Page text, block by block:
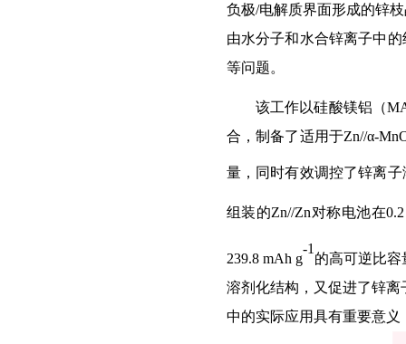
负极/电解质界面形成的锌
由水分子和水合锌离子中的
等问题。
该工作以硅酸镁铝 （
合，制备了适用于Zn//α-
量，同时有效调控了锌离子
组装的Zn//Zn对称电池在
239.8 mAh g
-1
的高可逆比容
溶剂化结构， 又促进了锌离
中的实际应用具有重要意